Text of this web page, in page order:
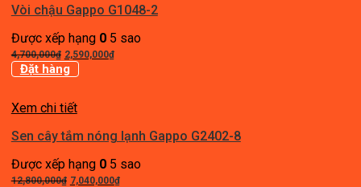
Vòi chậu Gappo G1048-2
Được xếp hạng 05 sao
4,700,000₫ Giá
gốc
4,700,000₫.
2,590,000₫Giá
Đặt hàng
Xem chi tiết
Sen cây tắm nóng lạnh Gappo G2402-8
Được xếp hạng 05 sao
12,800,000₫ Giá
7,040,000₫Giá